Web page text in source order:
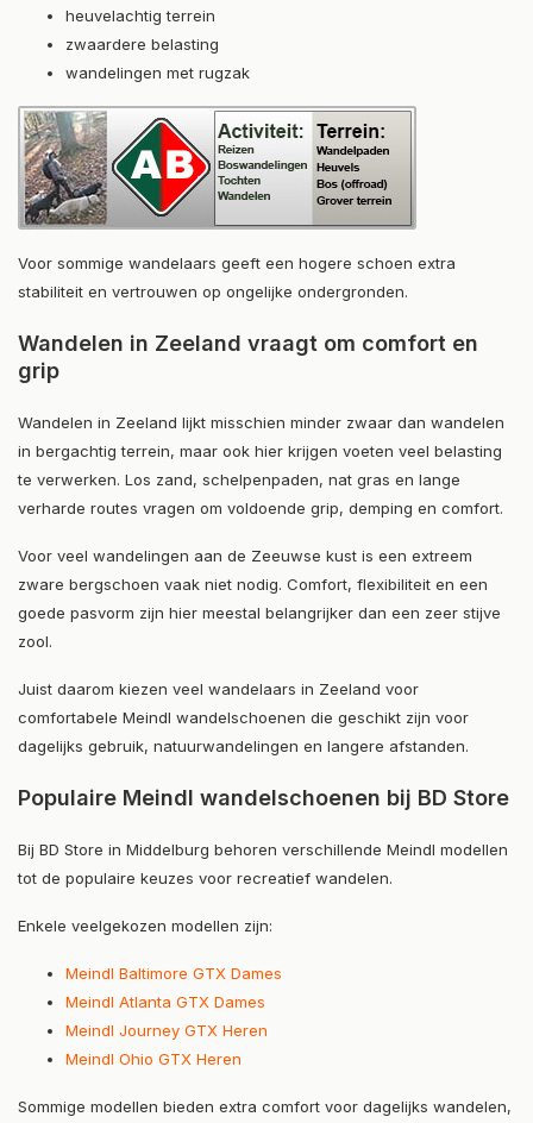
heuvelachtig terrein
zwaardere belasting
wandelingen met rugzak
Voor sommige wandelaars geeft een hogere schoen extra
stabiliteit en vertrouwen op ongelijke ondergronden.
Wandelen in Zeeland vraagt om comfort en
grip
Wandelen in Zeeland lijkt misschien minder zwaar dan wandelen
in bergachtig terrein, maar ook hier krijgen voeten veel belasting
te verwerken. Los zand, schelpenpaden, nat gras en lange
verharde routes vragen om voldoende grip, demping en comfort.
Voor veel wandelingen aan de Zeeuwse kust is een extreem
zware bergschoen vaak niet nodig. Comfort, flexibiliteit en een
goede pasvorm zijn hier meestal belangrijker dan een zeer stijve
zool.
Juist daarom kiezen veel wandelaars in Zeeland voor
comfortabele Meindl wandelschoenen die geschikt zijn voor
dagelijks gebruik, natuurwandelingen en langere afstanden.
Populaire Meindl wandelschoenen bij BD Store
Bij BD Store in Middelburg behoren verschillende Meindl modellen
tot de populaire keuzes voor recreatief wandelen.
Enkele veelgekozen modellen zijn:
Meindl Baltimore GTX Dames
Meindl Atlanta GTX Dames
Meindl Journey GTX Heren
Meindl Ohio GTX Heren
Sommige modellen bieden extra comfort voor dagelijks wandelen,